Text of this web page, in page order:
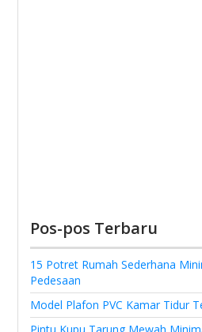
Pos-pos Terbaru
15 Potret Rumah Sederhana
Pedesaan
Model Plafon PVC Kamar Tidur